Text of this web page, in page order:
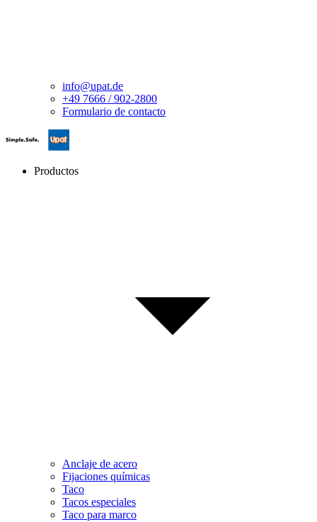
info@upat.de
+49 7666 / 902-2800
Formulario de contacto
Productos
Anclaje de acero
Fijaciones químicas
Taco
Tacos especiales
Taco para marco